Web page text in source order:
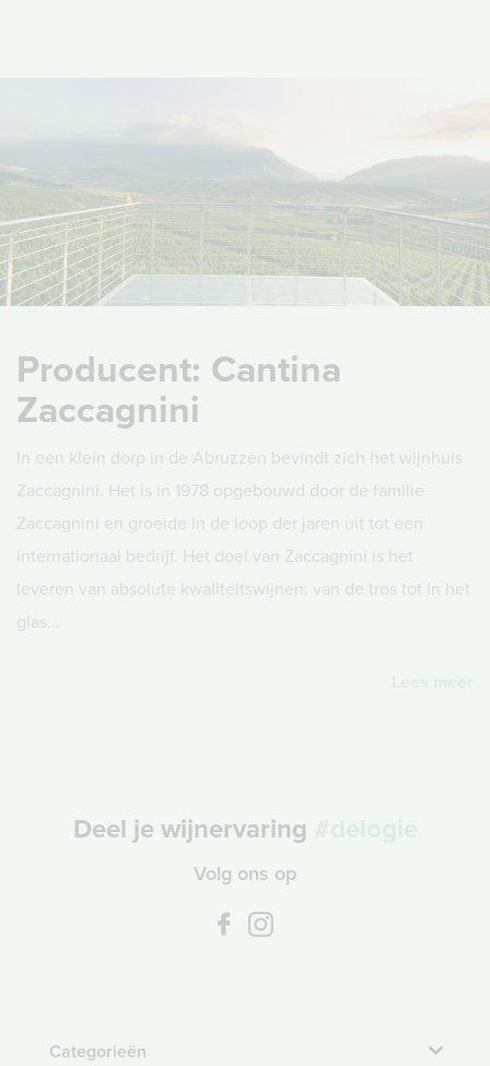
Producent: Cantina
Zaccagnini
In een klein dorp in de Abruzzen bevindt zich het wijnhuis
Zaccagnini. Het is in 1978 opgebouwd door de familie
Zaccagnini en groeide in de loop der jaren uit tot een
internationaal bedrijf. Het doel van Zaccagnini is het
leveren van absolute kwaliteitswijnen; van de tros tot in het
glas...
Deel je wijnervaring
Volg ons op
Categorieën